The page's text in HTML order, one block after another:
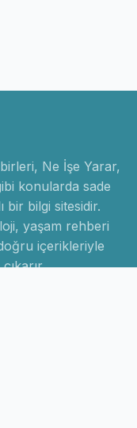
Ne İşe Yarar,
konularda sade
bir bilgi sitesidir.
yaşam rehberi
içerikleriyle